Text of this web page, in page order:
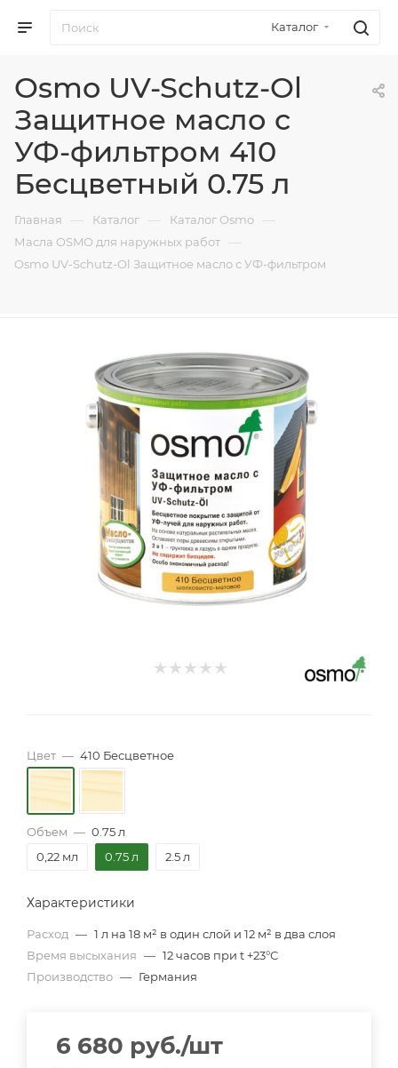
Каталог
Osmo UV-Schutz-Ol
Защитное масло с
УФ-фильтром 410
Бесцветный 0.75 л
Главная — Каталог — Каталог Osmo —
Масла OSMO для наружных работ —
Osmo UV-Schutz-Ol Защитное масло с УФ-фильтром
Цвет — 410 Бесцветное
Объем — 0.75 л
0,22 мл
0.75 л 2.5 л
Характеристики
Расход — 1 л на 18 м² в один слой и 12 м² в два слоя
Время высыхания — 12 часов при t +23°С
Производство — Германия
6 680 руб./шт